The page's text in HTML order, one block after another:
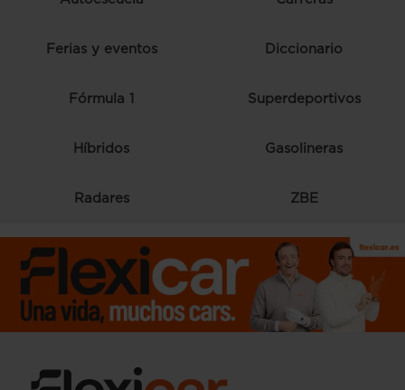
Ferias y eventos Diccionario
Fórmula 1 Superdeportivos
Híbridos Gasolineras
Radares ZBE